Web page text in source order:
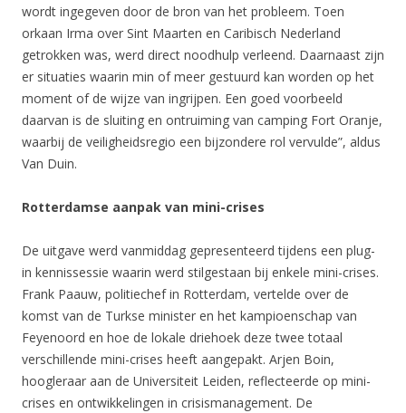
wordt ingegeven door de bron van het probleem. Toen
orkaan Irma over Sint Maarten en Caribisch Nederland
getrokken was, werd direct noodhulp verleend. Daarnaast zijn
er situaties waarin min of meer gestuurd kan worden op het
moment of de wijze van ingrijpen. Een goed voorbeeld
daarvan is de sluiting en ontruiming van camping Fort Oranje,
waarbij de veiligheidsregio een bijzondere rol vervulde”, aldus
Van Duin.
Rotterdamse aanpak van mini-crises
De uitgave werd vanmiddag gepresenteerd tijdens een plug-
in kennissessie waarin werd stilgestaan bij enkele mini-crises.
Frank Paauw, politiechef in Rotterdam, vertelde over de
komst van de Turkse minister en het kampioenschap van
Feyenoord en hoe de lokale driehoek deze twee totaal
verschillende mini-crises heeft aangepakt. Arjen Boin,
hoogleraar aan de Universiteit Leiden, reflecteerde op mini-
crises en ontwikkelingen in crisismanagement. De